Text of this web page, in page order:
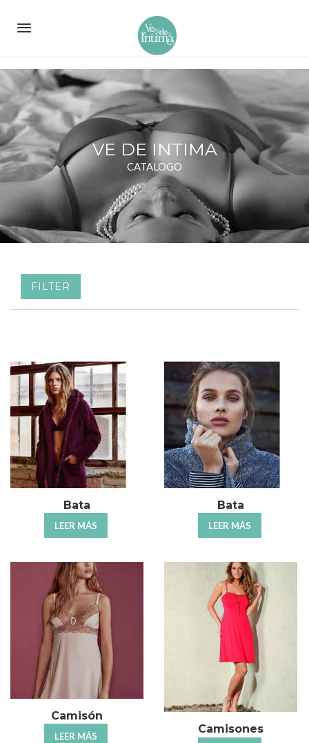
VE DE INTIMA
CATALOGO
FILTER
Bata
LEER MÁS
Bata
LEER MÁS
Camisón
LEER MÁS
Camisones